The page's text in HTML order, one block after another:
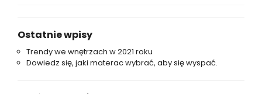
Ostatnie wpisy
Trendy we wnętrzach w 2021 roku
Dowiedz się, jaki materac wybrać, aby się wyspać.